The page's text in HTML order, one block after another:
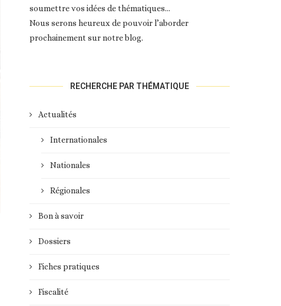
soumettre vos idées de thématiques…
Nous serons heureux de pouvoir l’aborder
prochainement sur notre blog.
RECHERCHE PAR THÉMATIQUE
Actualités
Internationales
Nationales
Régionales
Bon à savoir
Dossiers
Fiches pratiques
Fiscalité